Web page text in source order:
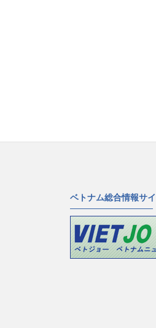
ベトナム総合情報サ